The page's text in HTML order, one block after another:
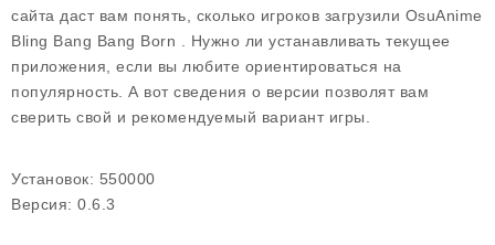
сайта даст вам понять, сколько игроков загрузили OsuAnime
Bling Bang Bang Born . Нужно ли устанавливать текущее
приложения, если вы любите ориентироваться на
популярность. А вот сведения о версии позволят вам
сверить свой и рекомендуемый вариант игры.
Установок: 550000
Версия: 0.6.3